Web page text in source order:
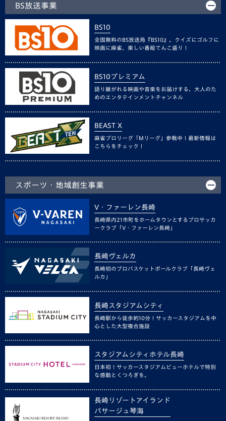
BS放送事業
BS10
全国無料のBS放送局『BS10』。クイズにゴルフに
映画に麻雀、楽しい番組てんこ盛り！
BS10プレミアム
語り継がれる映画や音楽をお届けする、大人のた
めのエンタテインメントチャンネル
BEAST X
麻雀プロリーグ「Mリーグ」参戦中！最新情報は
こちらをチェック！
スポーツ・地域創生事業
V・ファーレン長崎
長崎県内21市町をホームタウンとするプロサッカ
ークラブ「V・ファーレン長崎」
長崎ヴェルカ
長崎初のプロバスケットボールクラブ「長崎ヴェ
ルカ」
長崎スタジアムシティ
長崎駅から徒歩約10分！サッカースタジアムを中
心とした大型複合施設
スタジアムシティホテル長崎
日本初！サッカースタジアムビューホテルで特別
な感動とくつろぎを。
長崎リゾートアイランド
パサージュ琴海